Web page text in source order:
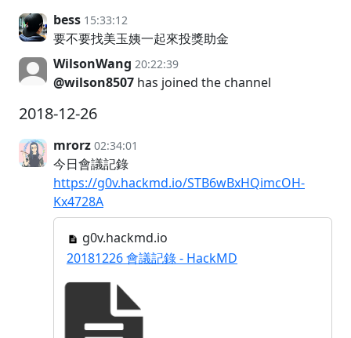
bess 15:33:12
要不要找美玉姨一起來投獎助金
WilsonWang 20:22:39
@wilson8507 has joined the channel
2018-12-26
mrorz 02:34:01
今日會議記錄
https://g0v.hackmd.io/STB6wBxHQimcOH-
Kx4728A
g0v.hackmd.io
20181226 會議記錄 - HackMD